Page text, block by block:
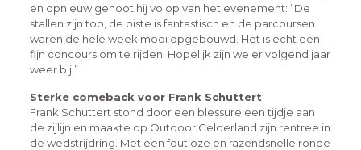
en opnieuw genoot hij volop van het evenement: “De
stallen zijn top, de piste is fantastisch en de parcoursen
waren de hele week mooi opgebouwd. Het is echt een
fijn concours om te rijden. Hopelijk zijn we er volgend jaar
weer bij.”
Sterke comeback voor Frank Schuttert
Frank Schuttert stond door een blessure een tijdje aan
de zijlijn en maakte op Outdoor Gelderland zijn rentree in
de wedstrijdring. Met een foutloze en razendsnelle ronde